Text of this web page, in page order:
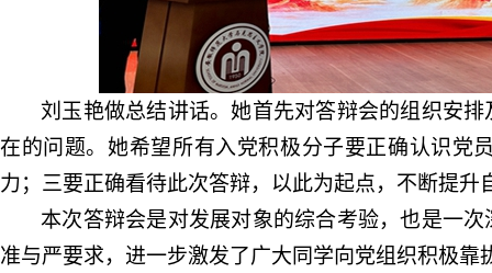
刘玉艳做总结讲话。 她首先对答辩会的组织安
在的问题。她希望所有入党积极分子要正确认识党
力；三要正确看待此次答辩，以此为起点，不断提升
本次答辩会是对发展对象的综合考验，也是一次
准与严要求，进一步激发了广大同学向党组织积极靠